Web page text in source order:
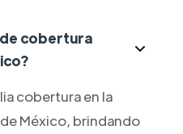
de cobertura
cobertura en la
México, brindando